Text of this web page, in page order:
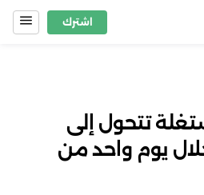
اشترك
تتحول إلى
يوم واحد من